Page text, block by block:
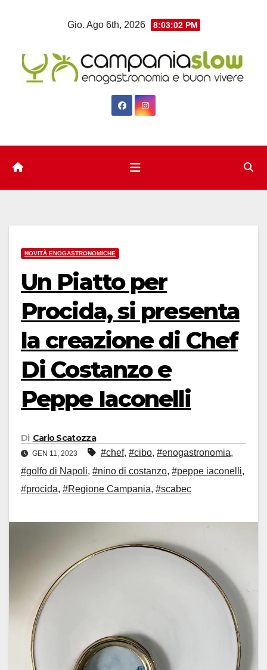
Gio. Ago 6th, 2026 8:03:03 PM
NOVITÀ ENOGASTRONOMICHE
Un Piatto per
Procida, si presenta
la creazione di Chef
Di Costanzo e
Peppe Iaconelli
Di Carlo Scatozza
GEN 11, 2023 #chef, #cibo, #enogastronomia,
#golfo di Napoli, #nino di costanzo, #peppe iaconelli,
#procida, #Regione Campania, #scabec